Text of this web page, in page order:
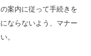
案内に従って手続きを
ならないよう、マナー
。